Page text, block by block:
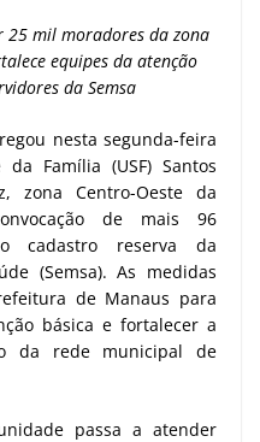
25 mil moradores da zona
equipes da atenção
da Semsa
nesta segunda-feira
Família (USF) Santos
zona Centro-Oeste da
de mais 96
cadastro reserva da
(Semsa). As medidas
de Manaus para
básica e fortalecer a
da rede municipal de
passa a atender